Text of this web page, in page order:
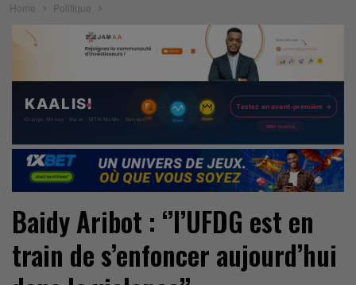
Home Politique
Baidy Aribot : ‘’l’UFDG est en
train de s’enfoncer aujourd’hui